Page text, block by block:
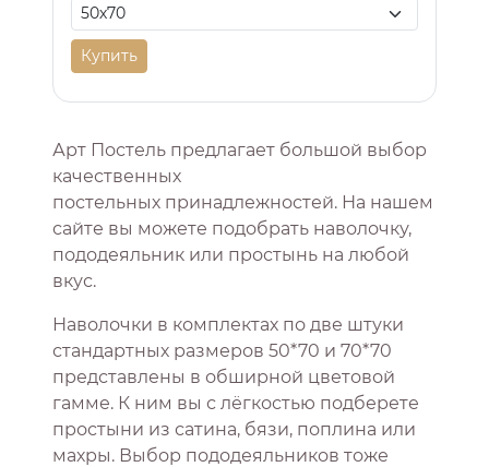
Купить
Арт Постель предлагает большой выбор
качественных
постельных принадлежностей. На нашем
сайте вы можете подобрать наволочку,
пододеяльник или простынь на любой
вкус.
Наволочки в комплектах по две штуки
стандартных размеров 50*70 и 70*70
представлены в обширной цветовой
гамме. К ним вы с лёгкостью подберете
простыни из сатина, бязи, поплина или
махры. Выбор пододеяльников тоже